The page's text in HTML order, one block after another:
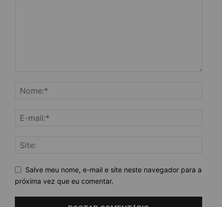
Salve meu nome, e-mail e site neste navegador para a
próxima vez que eu comentar.